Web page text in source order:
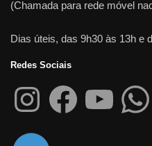
(Chamada para rede móvel
Dias úteis, das 9h30 às 13h e
Redes Sociais